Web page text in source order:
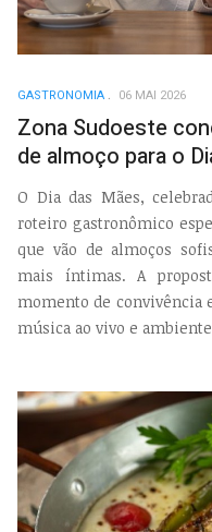
GASTRONOMIA 06 MAI 2026
Zona Sudoeste
de almoço para o
O Dia das Mães,
roteiro gastronômico
que vão de almoços
mais íntimas. A
momento de
música ao vivo e